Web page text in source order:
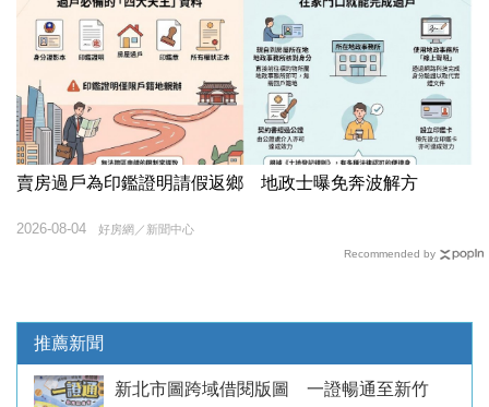
賣房過戶為印鑑證明請假返鄉 地政士曝免奔波解方
好房網／新聞中心
2026-08-04
Recommended by
推薦新聞
新北市圖跨域借閱版圖 一證暢通至新竹